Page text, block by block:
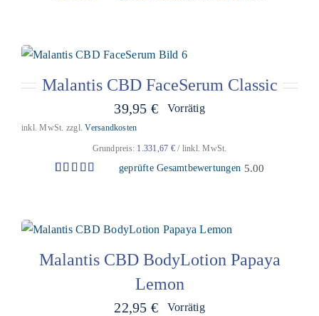
auf
Malantis CBD FaceSerum Classic
39,95€ Vorrätig
inkl. MwSt. zzgl.Versandkosten
Grundpreis: 1.331,67 €/ linkl. MwSt.
auf
geprüfte Gesamtbewertungen 5.00
Malantis CBD BodyLotion Papaya
Lemon
22,95€ Vorrätig